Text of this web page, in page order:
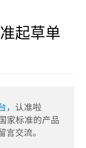
起草单
，认准啦
家标准的产品
言交流。